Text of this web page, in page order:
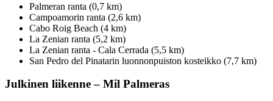
Palmeran ranta (0,7 km)
Campoamorin ranta (2,6 km)
Cabo Roig Beach (4 km)
La Zenian ranta (5,2 km)
La Zenian ranta - Cala Cerrada (5,5 km)
San Pedro del Pinatarin luonnonpuiston kosteikko (7,7 km)
Julkinen liikenne – Mil Palmeras